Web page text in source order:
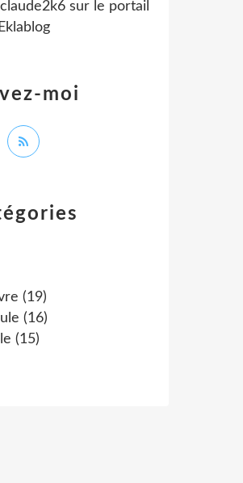
(19)
(16)
(15)
moi
claude2k6 sur le portail
Eklablog